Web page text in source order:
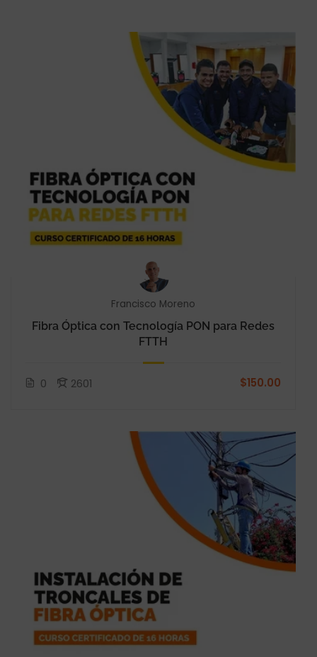
Francisco Moreno
Fibra Óptica con Tecnología PON para Redes
FTTH
0 2601 $150.00